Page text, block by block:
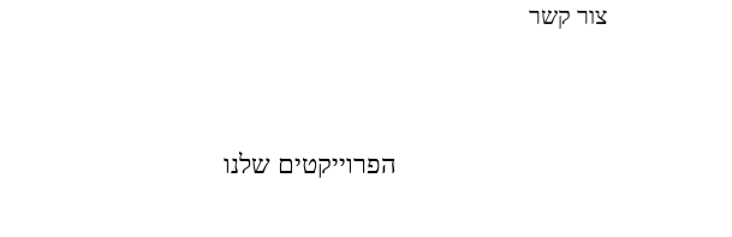
צור קשר
הפרוייקטים שלנו